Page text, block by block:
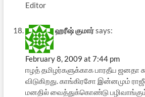
Editor
ஹரீஷ் குமார்says:
February 8, 2009 at 7:44 pm
ஈழத் தமிழர்களுக்காக பாரதீய ஜனதா
விடுகிறது. காங்கிரசோ இன்னமும்
மனதில் வைத்துக்கொண்டு